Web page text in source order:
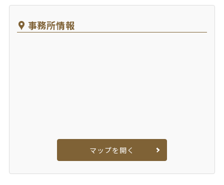
事務所情報
マップを開く